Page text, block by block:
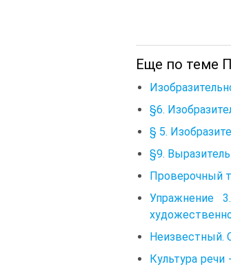
Еще по теме
§6.
§ 5.
§9.
Проверочный
Упражнение
Неизвестный.
Культура